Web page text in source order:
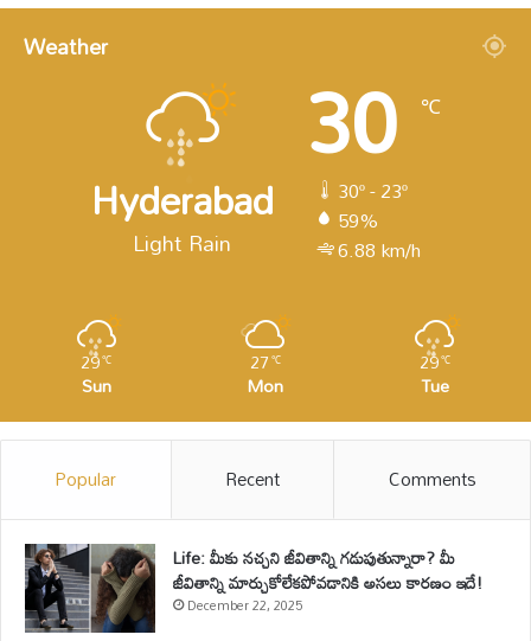
Weather
Hyderabad
Light Rain
30 ℃
30º - 23º
59%
6.88 km/h
29℃
Sun
27℃
Mon
29℃
Tue
Popular Recent Comments
Life: మీకు నచ్చని జీవితాన్ని గడుపుతున్నారా? మీ
జీవితాన్ని మార్చుకోలేకపోవడానికి అసలు కారణం ఇదే!
December 22, 2025